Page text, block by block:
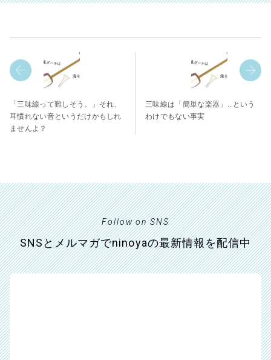
「三味線って難しそう。」それ、
耳慣れない音というだけかもしれ
ませんよ？
三味線は「簡単な楽器」…という
わけでもない事実
Follow on SNS
SNSとメルマガでninoyaの最新情報を配信中